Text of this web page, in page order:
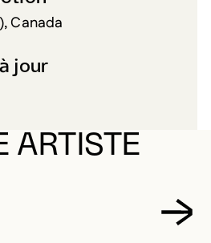
Canada
jour
ARTISTE